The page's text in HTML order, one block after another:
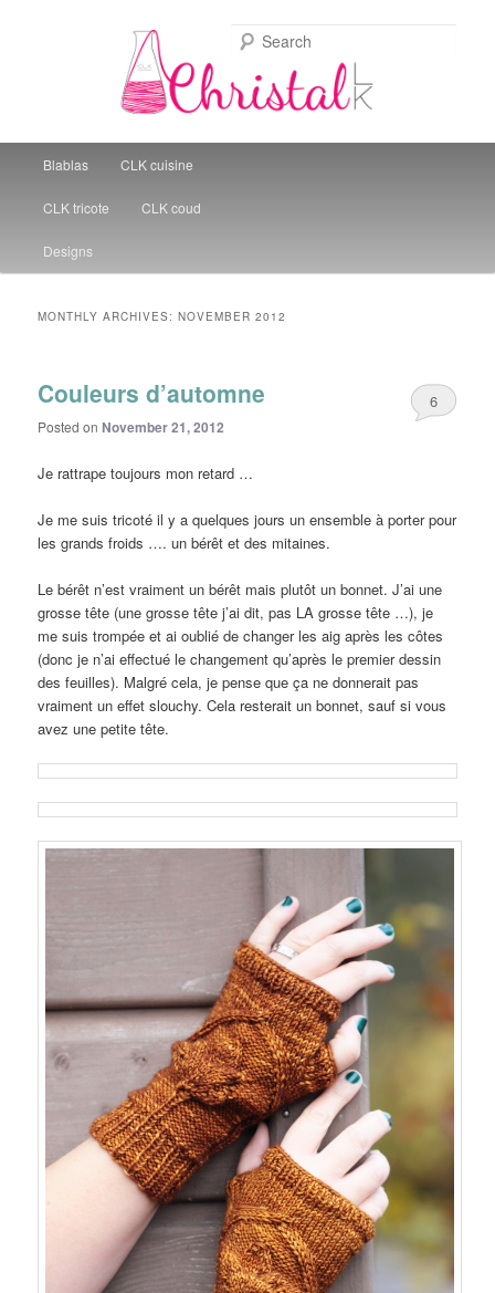
Christal Little Kitchen
Skip to primary content
Skip to secondary content
Blablas CLK cuisine
CLK tricote CLK coud
Designs
MONTHLY ARCHIVES:NOVEMBER 2012
Couleurs d’automne
Posted on November 21, 2012
6
Je rattrape toujours mon retard …
Je me suis tricoté il y a quelques jours un ensemble à porter pour
les grands froids …. un bérêt et des mitaines.
Le bérêt n’est vraiment un bérêt mais plutôt un bonnet. J’ai une
grosse tête (une grosse tête j’ai dit, pas LA grosse tête …), je
me suis trompée et ai oublié de changer les aig après les côtes
(donc je n’ai effectué le changement qu’après le premier dessin
des feuilles). Malgré cela, je pense que ça ne donnerait pas
vraiment un effet slouchy. Cela resterait un bonnet, sauf si vous
avez une petite tête.